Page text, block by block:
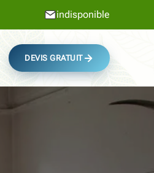
indisponible
DEVIS GRATUIT